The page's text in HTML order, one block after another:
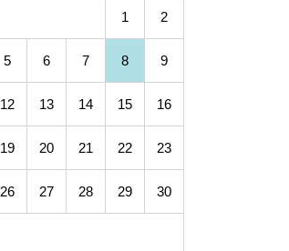
1 2
5 6 7 8 9
12 13 14 15 16
19 20 21 22 23
26 27 28 29 30